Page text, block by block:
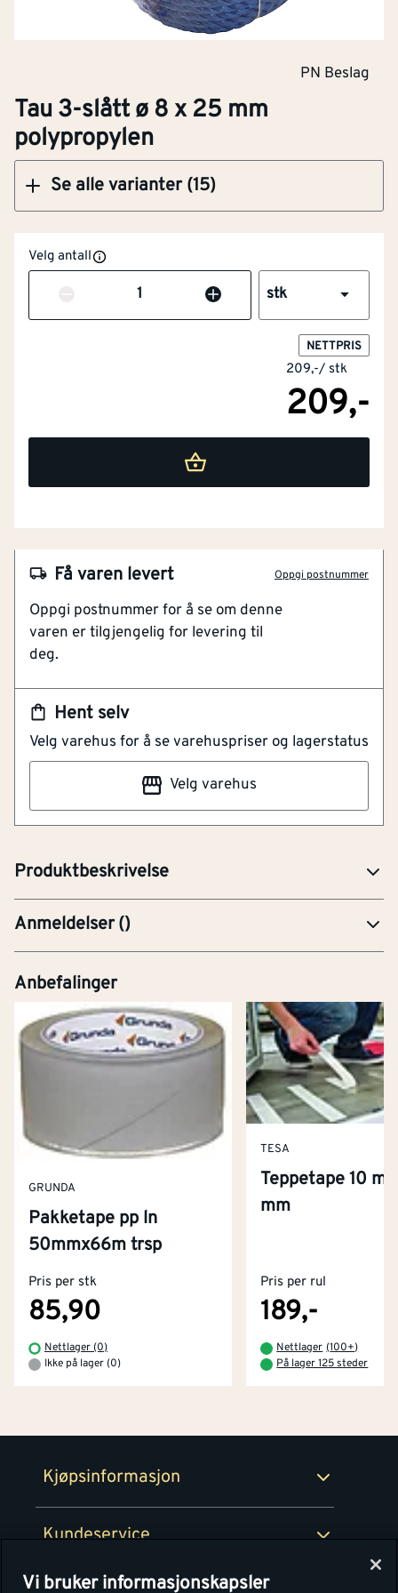
PN Beslag
Tau 3-slått ø 8 x 25 mm
polypropylen
Se alle varianter (15)
Klikk og hent
Velg antall
Antall stk
NETTPRIS
209,-/ stk
209,-
Hent selv
Velg varehus for å se varehuspriser og lagerstatus
Velg varehus
Få varen levert Oppgi postnummer
Oppgi postnummer for å se om denne
varen er tilgjengelig for levering til
deg.
Produktbeskrivelse
NOBB 51751174
101216185
Anmeldelser()
Anbefalinger
GRUNDA
Pakketape pp ln
50mmx66m trsp
Pris per stk
85,90
Nettlager (0)
Ikke på lager (0)
TESA
Teppetape 10 m
mm
Pris per rul
189,-
Nettlager (100+)
På lager 125 steder
Kjøpsinformasjon
Kjøpsbetingelser
Retur- og angrerettsskjema
Kundeservice
Kontakt oss
Tjenester
Montér Klubb
Om Montér
Byggevarehus og åpningstider
Prismatch
Personvern
Vi bruker informasjonskapsler